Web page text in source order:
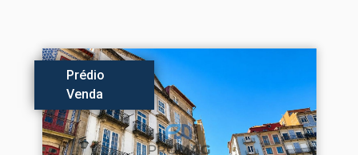
Prédio
Venda